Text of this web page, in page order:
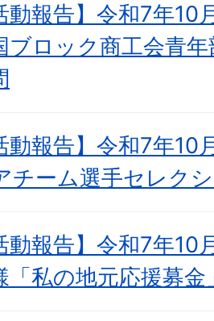
動報告】令和7年10
ブロック商工会青
動報告】令和7年
チーム選手セレク
動報告】令和7年
「私の地元応援募金